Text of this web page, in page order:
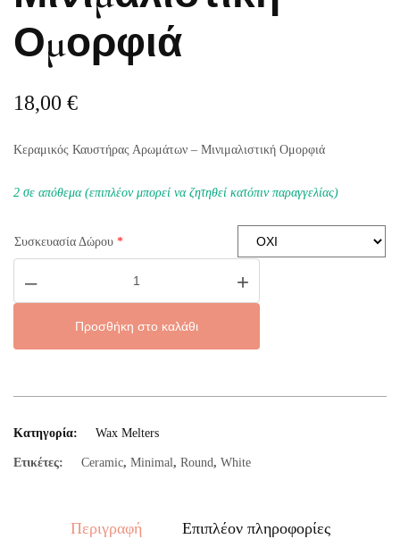
Ομορφιά
18,00 €
Κεραμικός Καυστήρας Αρωμάτων – Μινιμαλιστική Ομορφιά
2 σε απόθεμα (επιπλέον μπορεί να ζητηθεί κατόπιν παραγγελίας)
Συσκευασία Δώρου *
–
Κεραμικός
Μινιμαλιστική
+
Προσθήκη στο καλάθι
Κατηγορία: Wax Melters
Ετικέτες: Ceramic, Minimal, Round, White
Περιγραφή Επιπλέον πληροφορίες